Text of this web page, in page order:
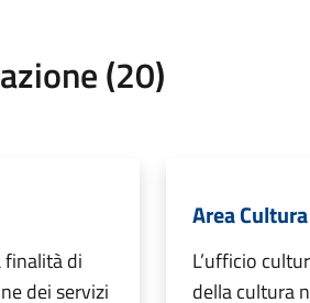
(20)
finalità di
dei servizi
Area Cultura
L’ufficio
della cultura